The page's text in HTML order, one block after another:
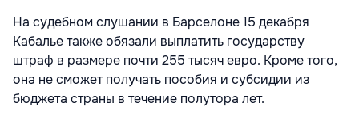
На судебном слушании в Барселоне 15 декабря
Кабалье также обязали выплатить государству
штраф в размере почти 255 тысяч евро. Кроме того,
она не сможет получать пособия и субсидии из
бюджета страны в течение полутора лет.